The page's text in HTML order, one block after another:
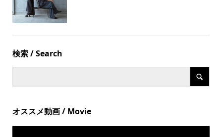
検索 / Search
オススメ動画 / Movie